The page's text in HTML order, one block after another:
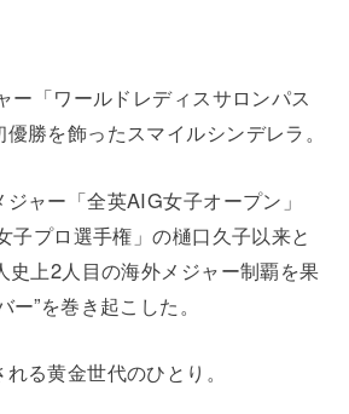
ー「ワールドレディスサロンパス
勝を飾ったスマイルシンデレラ。
ャー「全英AIG女子オープン」
子プロ選手権」の樋口久子以来と
史上2人目の海外メジャー制覇を果
”を巻き起こした。
る黄金世代のひとり。